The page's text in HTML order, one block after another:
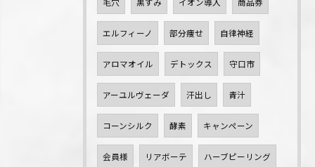
毛穴 黒ずみ イオン導入 商品券
エルフィーノ 部分痩せ 自律神経
アロマオイル デトックス 守口市
アーユルヴェーダ 汗出し 青汁
コーンシルク 酵素 キャンペーン
会員様 リアボーテ ハーブピーリング